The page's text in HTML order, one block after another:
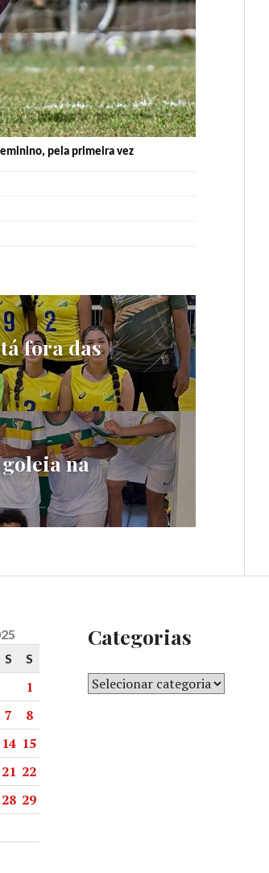
pela primeira vez
fora das
goleia na
S S
1
7
8
14 15
21 22
28 29
Categorias